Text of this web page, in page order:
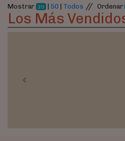
Mostrar 20 | 50 | Todos // Ordenar
Los Más
Previous